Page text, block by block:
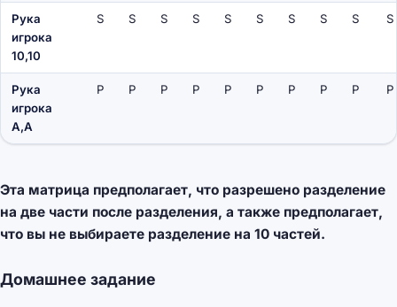
Рука
игрока
10,10
S S S S S S S S S S
Рука
игрока
A,A
P P P P P P P P P P
Эта матрица предполагает, что разрешено разделение
на две части после разделения, а также предполагает,
что вы не выбираете разделение на 10 частей.
Домашнее задание